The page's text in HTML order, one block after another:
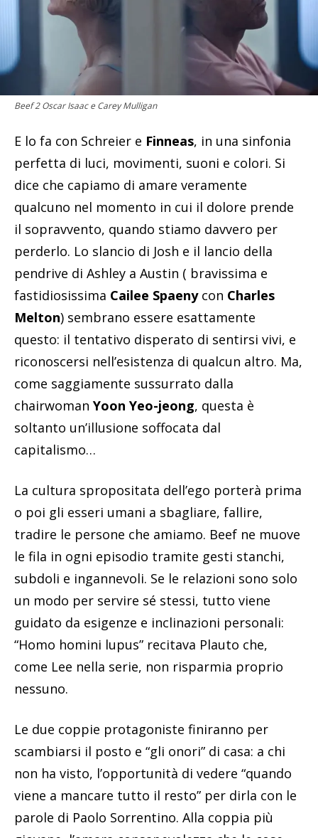
Beef 2 Oscar Isaac e Carey Mulligan
E lo fa con Schreier e Finneas, in una sinfonia
perfetta di luci, movimenti, suoni e colori. Si
dice che capiamo di amare veramente
qualcuno nel momento in cui il dolore prende
il sopravvento, quando stiamo davvero per
perderlo. Lo slancio di Josh e il lancio della
pendrive di Ashley a Austin ( bravissima e
fastidiosissima Cailee Spaeny con Charles
Melton) sembrano essere esattamente
questo: il tentativo disperato di sentirsi vivi, e
riconoscersi nell’esistenza di qualcun altro. Ma,
come saggiamente sussurrato dalla
chairwoman Yoon Yeo-jeong, questa è
soltanto un’illusione soffocata dal
capitalismo…
La cultura spropositata dell’ego porterà prima
o poi gli esseri umani a sbagliare, fallire,
tradire le persone che amiamo. Beef ne muove
le fila in ogni episodio tramite gesti stanchi,
subdoli e ingannevoli. Se le relazioni sono solo
un modo per servire sé stessi, tutto viene
guidato da esigenze e inclinazioni personali:
“Homo homini lupus” recitava Plauto che,
come Lee nella serie, non risparmia proprio
nessuno.
Le due coppie protagoniste finiranno per
scambiarsi il posto e “gli onori” di casa: a chi
non ha visto, l’opportunità di vedere “quando
viene a mancare tutto il resto” per dirla con le
parole di Paolo Sorrentino. Alla coppia più